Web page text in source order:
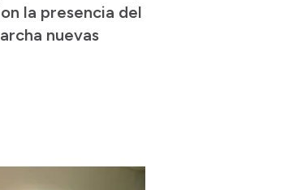
la presencia del
nuevas